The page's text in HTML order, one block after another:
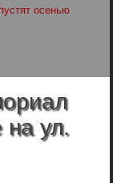
осенью
на ул.